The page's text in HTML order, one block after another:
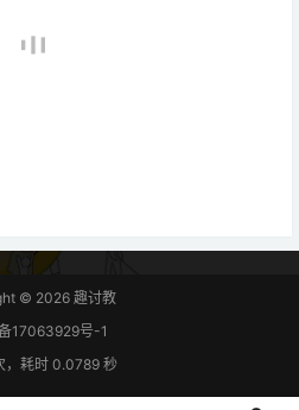
© 2026 趣讨教
17063929号-1
，耗时 0.0789 秒